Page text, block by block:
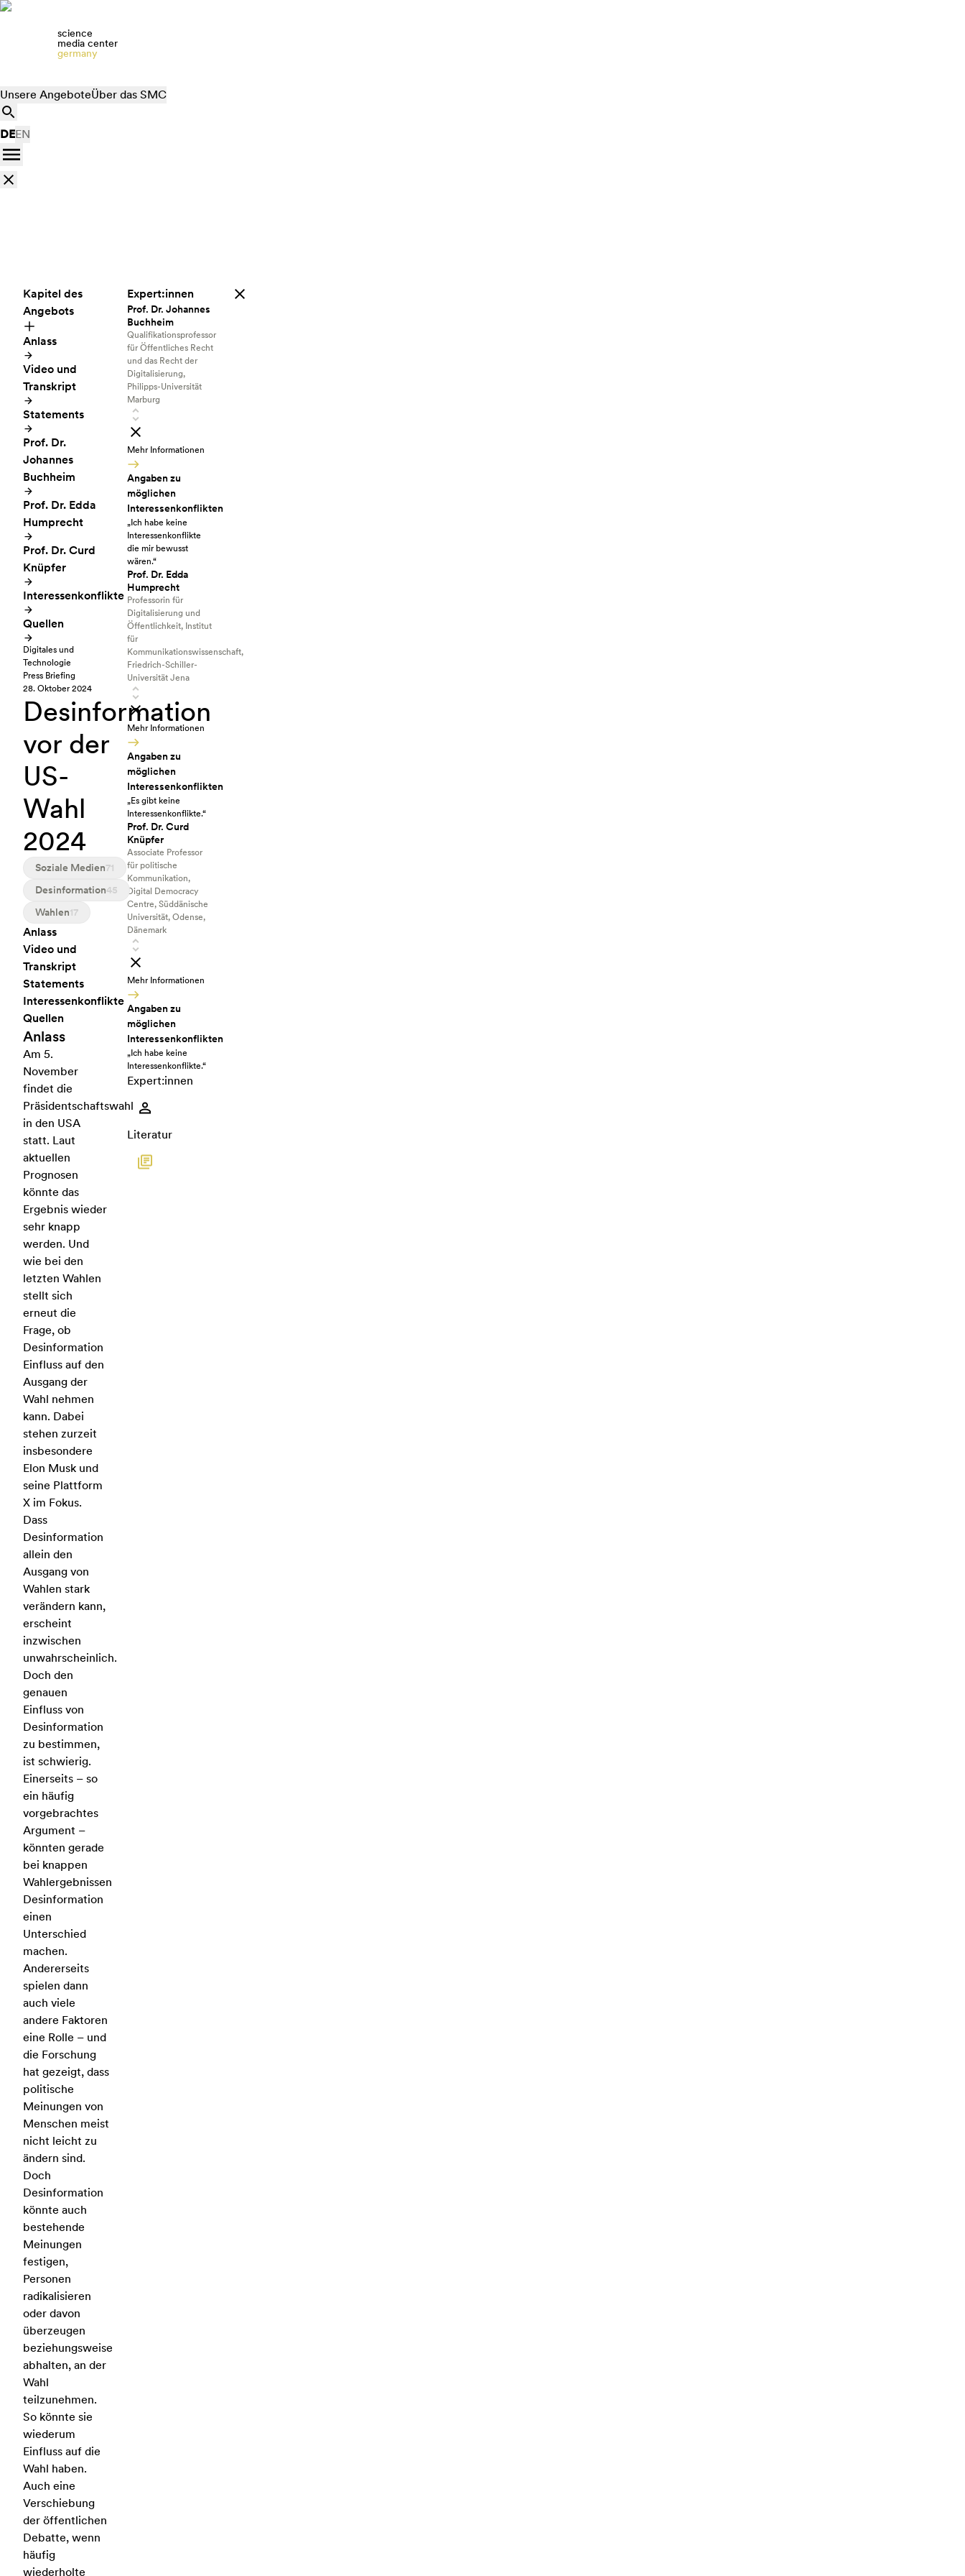
science
media center
germany
Unsere AngeboteÜber das SMC
DEEN
Kapitel des
Angebots
Anlass
Video und
Transkript
Statements
Prof. Dr.
Johannes
Buchheim
Prof. Dr. Edda
Humprecht
Prof. Dr. Curd
Knüpfer
Interessenkonflikte
Quellen
Digitales und
Technologie
Press Briefing
28. Oktober 2024
Desinformation
vor der
US-
Wahl
2024
Soziale Medien71
Desinformation45
Wahlen17
Anlass
Video und
Transkript
Statements
Interessenkonflikte
Quellen
Anlass
Am 5.
November
findet die
Präsidentschaftswahl
in den USA
statt. Laut
aktuellen
Prognosen
könnte das
Ergebnis wieder
sehr knapp
werden. Und
wie bei den
letzten Wahlen
stellt sich
erneut die
Frage, ob
Desinformation
Einfluss auf den
Ausgang der
Wahl nehmen
kann. Dabei
stehen zurzeit
insbesondere
Elon Musk und
seine Plattform
X im Fokus.
Dass
Desinformation
allein den
Ausgang von
Wahlen stark
verändern kann,
erscheint
inzwischen
unwahrscheinlich.
Doch den
genauen
Einfluss von
Desinformation
zu bestimmen,
ist schwierig.
Einerseits – so
ein häufig
vorgebrachtes
Argument –
könnten gerade
bei knappen
Wahlergebnissen
Desinformation
einen
Unterschied
machen.
Andererseits
spielen dann
auch viele
andere Faktoren
eine Rolle – und
die Forschung
hat gezeigt, dass
politische
Meinungen von
Menschen meist
nicht leicht zu
ändern sind.
Doch
Desinformation
könnte auch
bestehende
Meinungen
festigen,
Personen
radikalisieren
oder davon
überzeugen
beziehungsweise
abhalten, an der
Wahl
teilzunehmen.
So könnte sie
wiederum
Einfluss auf die
Wahl haben.
Auch eine
Verschiebung
der öffentlichen
Debatte, wenn
häufig
wiederholte
Expert:innen
Prof. Dr. Johannes
Buchheim
Qualifikationsprofessor
für Öffentliches Recht
und das Recht der
Digitalisierung,
Philipps-Universität
Marburg
Mehr Informationen
Angaben zu
möglichen
Interessenkonflikten
„Ich habe keine
Interessenkonflikte
die mir bewusst
wären.“
Prof. Dr. Edda
Humprecht
Professorin für
Digitalisierung und
Öffentlichkeit, Institut
für
Kommunikationswissenschaft,
Friedrich-Schiller-
Universität Jena
Mehr Informationen
Angaben zu
möglichen
Interessenkonflikten
„Es gibt keine
Interessenkonflikte.“
Prof. Dr. Curd
Knüpfer
Associate Professor
für politische
Kommunikation,
Digital Democracy
Centre, Süddänische
Universität, Odense,
Dänemark
Mehr Informationen
Angaben zu
möglichen
Interessenkonflikten
„Ich habe keine
Interessenkonflikte.“
Expert:innen
Literatur